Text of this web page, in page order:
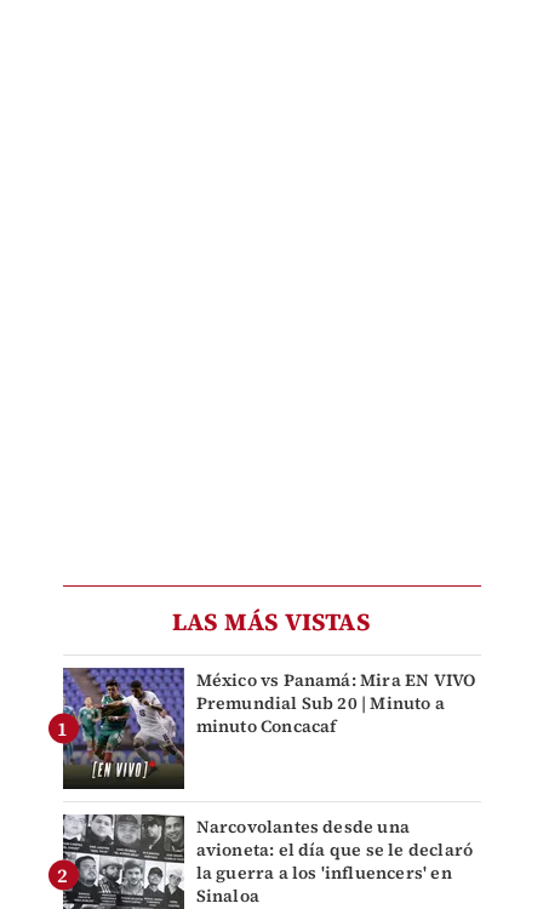
LAS MÁS VISTAS
México vs Panamá: Mira EN VIVO
Premundial Sub 20 | Minuto a
minuto Concacaf
Narcovolantes desde una
avioneta: el día que se le declaró
la guerra a los 'influencers' en
Sinaloa